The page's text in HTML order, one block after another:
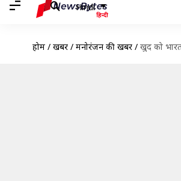
Hindi
होम / खबरें / मनोरंजन की खबरें / खुद को भारत